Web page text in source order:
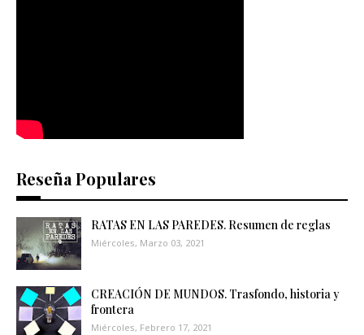
Reseña Populares
RATAS EN LAS PAREDES. Resumen de reglas
Miércoles, Marzo 03, 2021
CREACIÓN DE MUNDOS. Trasfondo, historia y
frontera
Miércoles, Febrero 17, 2021